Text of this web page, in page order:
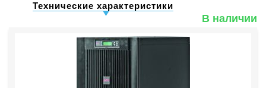
Технические характеристики
В наличии